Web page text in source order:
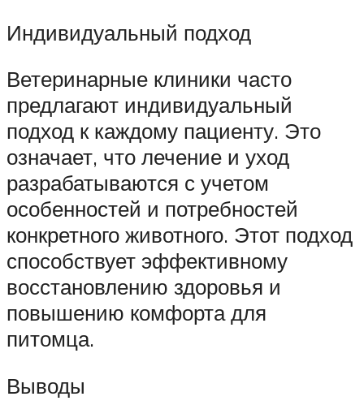
Индивидуальный подход
Ветеринарные клиники часто
предлагают индивидуальный
подход к каждому пациенту. Это
означает, что лечение и уход
разрабатываются с учетом
особенностей и потребностей
конкретного животного. Этот подход
способствует эффективному
восстановлению здоровья и
повышению комфорта для
питомца.
Выводы